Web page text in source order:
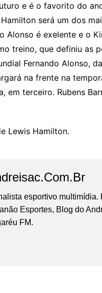
e é o favorito do
será um dos
Alonso é exelente e o
treino, que definiu as
Fernando Alonso,
na frente na
em terceiro. Rubens
Lewis Hamilton.
esportivo
Esportes, Blog do
FM.